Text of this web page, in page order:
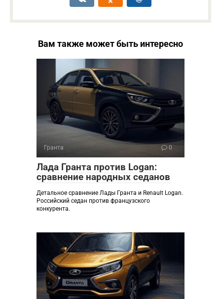
Вам также может быть интересно
Гранта 0
Лада Гранта против Logan:
сравнение народных седанов
Детальное сравнение Лады Гранта и Renault Logan.
Российский седан против французского
конкурента.